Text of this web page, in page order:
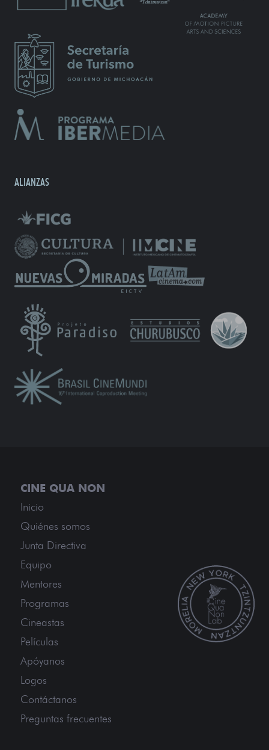
ALIANZAS
Inicio
Quiénes somos
Junta Directiva
Equipo
Mentores
Programas
Cineastas
Películas
Apóyanos
Logos
Contáctanos
Preguntas frecuentes